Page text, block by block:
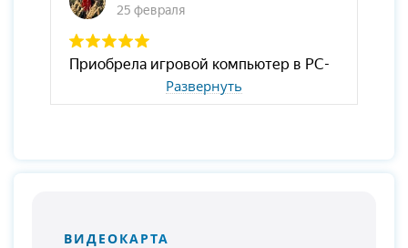
Развернуть
ВИДЕОКАРТА